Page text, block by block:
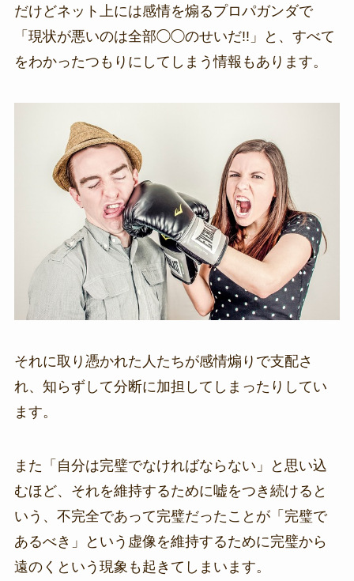
だけどネット上には感情を煽るプロパガンダで
「現状が悪いのは全部◯◯のせいだ!!」と、すべて
をわかったつもりにしてしまう情報もあります。
それに取り憑かれた人たちが感情煽りで支配さ
れ、知らずして分断に加担してしまったりしてい
ます。
また「自分は完璧でなければならない」と思い込
むほど、それを維持するために嘘をつき続けると
いう、不完全であって完璧だったことが「完璧で
あるべき」という虚像を維持するために完璧から
遠のくという現象も起きてしまいます。